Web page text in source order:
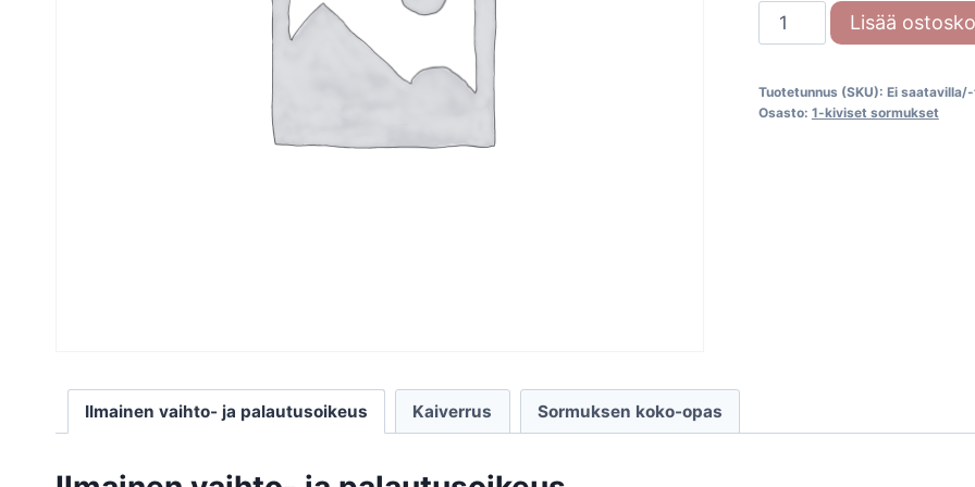
Festive
Selena
726-
Lisää
Tuotetunnus (SKU): Ei
Osasto: 1-kiviset sormukset
Ilmainen vaihto- ja palautusoikeus Kaiverrus Sormuksen koko-opas